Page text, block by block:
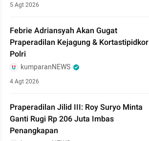
5 Agt 2026
Febrie Adriansyah Akan Gugat
Praperadilan Kejagung & Kortastipidkor
Polri
kumparanNEWS
4 Agt 2026
Praperadilan Jilid III: Roy Suryo Minta
Ganti Rugi Rp 206 Juta Imbas
Penangkapan